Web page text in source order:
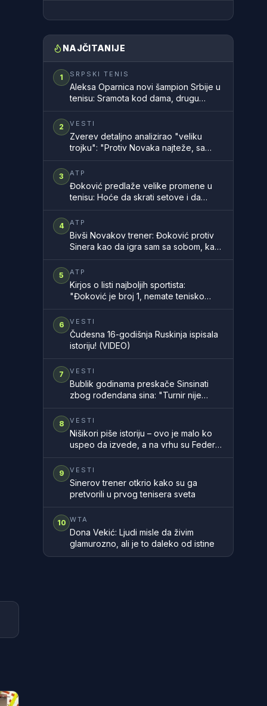
NAJČITANIJE
1 SRPSKI TENIS
Aleksa Oparnica novi šampion Srbije u
tenisu: Sramota kod dama, drugu
zemlje
2 VESTI
Zverev detaljno analizirao "veliku
trojku": "Protiv Novaka najteže, sa
3 ATP
Đoković predlaže velike promene u
tenisu: Hoće da skrati setove i da
4 ATP
Bivši Novakov trener: Đoković protiv
Sinera kao da igra sam sa sobom, kao
5 ATP
Kirjos o listi najboljih sportista:
"Đoković je broj 1, nemate tenisko
6 VESTI
Čudesna 16-godišnja Ruskinja ispisala
istoriju! (VIDEO)
7 VESTI
Bublik godinama preskače Sinsinati
zbog rođendana sina: "Turnir nije
8 VESTI
Nišikori piše istoriju – ovo je malo ko
uspeo da izvede, a na vrhu su Federer
9 VESTI
Sinerov trener otkrio kako su ga
pretvorili u prvog tenisera sveta
10 WTA
Dona Vekić: Ljudi misle da živim
glamurozno, ali je to daleko od istine